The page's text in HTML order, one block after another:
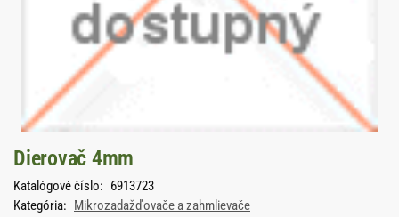
Dierovač 4mm
Katalógové číslo: 6913723
Kategória: Mikrozadažďovače a zahmlievače